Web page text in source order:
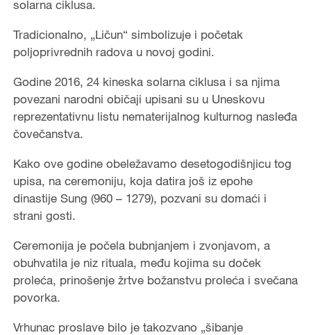
solarna ciklusa.
Tradicionalno, „Ličun“ simbolizuje i početak
poljoprivrednih radova u novoj godini.
Godine 2016, 24 kineska solarna ciklusa i sa njima
povezani narodni običaji upisani su u Uneskovu
reprezentativnu listu nematerijalnog kulturnog nasleđa
čovečanstva.
Kako ove godine obeležavamo desetogodišnjicu tog
upisa, na ceremoniju, koja datira još iz epohe
dinastije Sung (960 – 1279), pozvani su domaći i
strani gosti.
Ceremonija je počela bubnjanjem i zvonjavom, a
obuhvatila je niz rituala, među kojima su doček
proleća, prinošenje žrtve božanstvu proleća i svečana
povorka.
Vrhunac proslave bilo je takozvano „šibanje